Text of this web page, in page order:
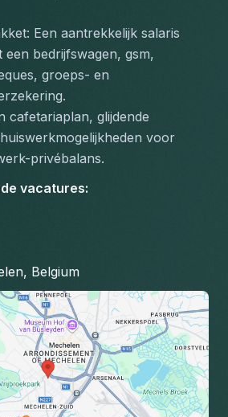
Een aantrekkelijk salaris
een bedrijfswagen, gsm,
groeps- en
cafetariaplan, glijdende
voor
privébalans.
vacatures:
Belgium